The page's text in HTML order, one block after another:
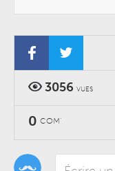
3056 VUES
0 COM'